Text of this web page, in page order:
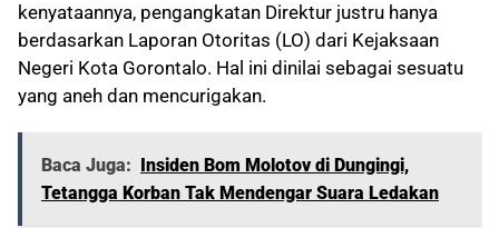
kenyataannya, pengangkatan Direktur justru hanya
berdasarkan Laporan Otoritas (LO) dari Kejaksaan
Negeri Kota Gorontalo. Hal ini dinilai sebagai sesuatu
yang aneh dan mencurigakan.
Baca Juga: Insiden Bom Molotov di Dungingi,
Tetangga Korban Tak Mendengar Suara Ledakan